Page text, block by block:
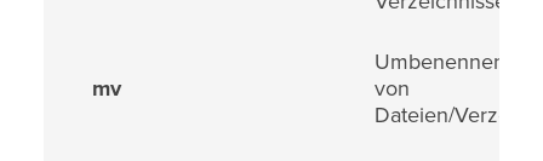
mv
Umbenennen/
von
Dateien/